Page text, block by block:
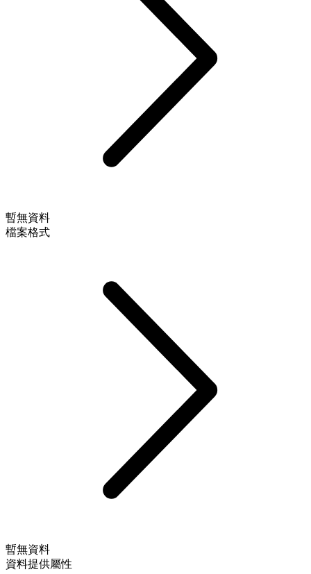
暫無資料
檔案格式
暫無資料
資料提供屬性